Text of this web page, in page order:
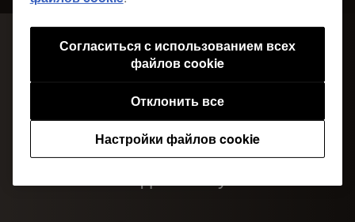
Настройки файлов cookie
Отклонить все
Согласиться с использованием всех
файлов cookie